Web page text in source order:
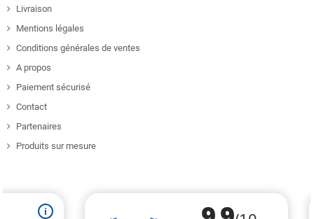
Livraison
Mentions légales
Conditions générales de ventes
A propos
Paiement sécurisé
Contact
Partenaires
Produits sur mesure